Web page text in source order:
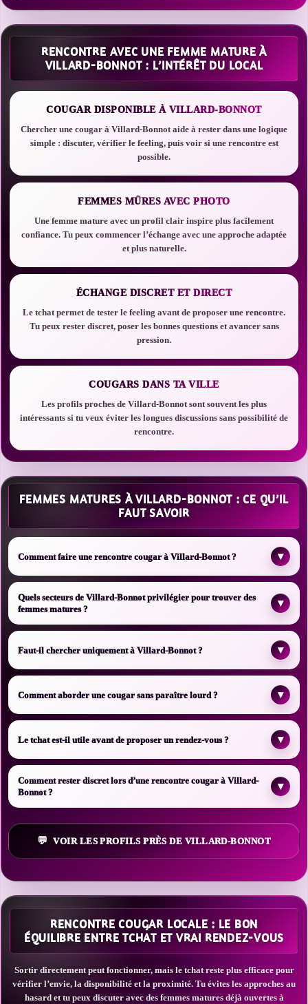
RENCONTRE AVEC UNE FEMME MATURE À
VILLARD-BONNOT : L’INTÉRÊT DU LOCAL
COUGAR DISPONIBLE À VILLARD-BONNOT
Chercher une cougar à Villard-Bonnot aide à rester dans une logique
simple : discuter, vérifier le feeling, puis voir si une rencontre est
possible.
FEMMES MÛRES AVEC PHOTO
Une femme mature avec un profil clair inspire plus facilement
confiance. Tu peux commencer l’échange avec une approche adaptée
et plus naturelle.
ÉCHANGE DISCRET ET DIRECT
Le tchat permet de tester le feeling avant de proposer une rencontre.
Tu peux rester discret, poser les bonnes questions et avancer sans
pression.
COUGARS DANS TA VILLE
Les profils proches de Villard-Bonnot sont souvent les plus
intéressants si tu veux éviter les longues discussions sans possibilité de
rencontre.
FEMMES MATURES À VILLARD-BONNOT : CE QU’IL
FAUT SAVOIR
Comment faire une rencontre cougar à Villard-Bonnot ? ▾
Quels secteurs de Villard-Bonnot privilégier pour trouver des
femmes matures ?
▾
Faut-il chercher uniquement à Villard-Bonnot ? ▾
Comment aborder une cougar sans paraître lourd ? ▾
Le tchat est-il utile avant de proposer un rendez-vous ? ▾
Comment rester discret lors d’une rencontre cougar à Villard-
Bonnot ?
▾
VOIR LES PROFILS PRÈS DE VILLARD-BONNOT
RENCONTRE COUGAR LOCALE : LE BON
ÉQUILIBRE ENTRE TCHAT ET VRAI RENDEZ-VOUS
Sortir directement peut fonctionner, mais le tchat reste plus efficace pour
vérifier l’envie, la disponibilité et la proximité. Tu évites les approches au
hasard et tu peux discuter avec des femmes matures déjà ouvertes à